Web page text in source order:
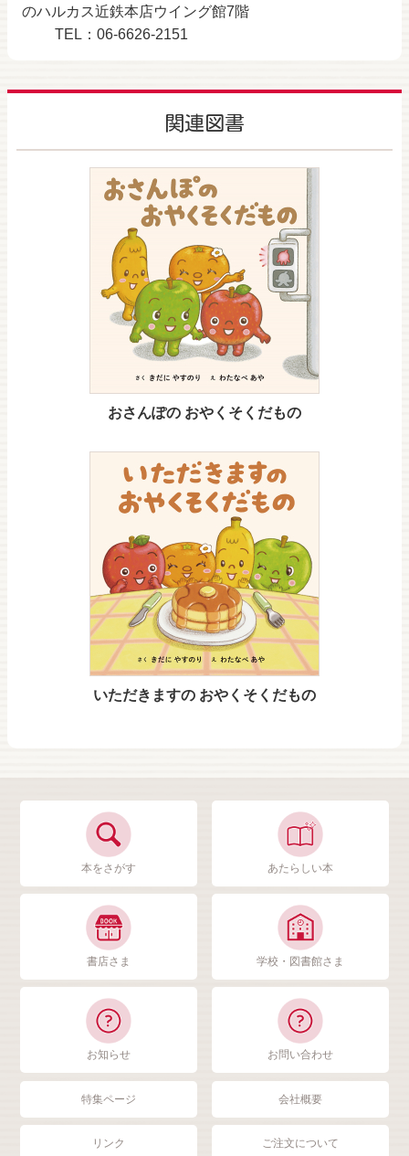
のハルカス近鉄本店ウイング館7階
TEL：06-6626-2151
関連図書
おさんぽの おやくそくだもの
いただきますの おやくそくだもの
本をさがす あたらしい本
書店さま 学校・図書館さま
お知らせ お問い合わせ
特集ページ 会社概要
リンク ご注文について